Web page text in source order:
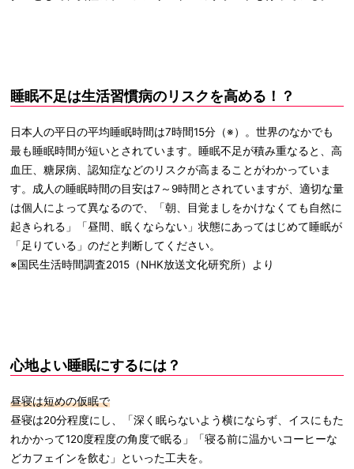
睡眠不足は生活習慣病のリスクを高める！？
日本人の平日の平均睡眠時間は7時間15分（※）。世界のなかでも
最も睡眠時間が短いとされています。睡眠不足が積み重なると、高
血圧、糖尿病、認知症などのリスクが高まることがわかっていま
す。成人の睡眠時間の目安は7～9時間とされていますが、適切な量
は個人によって異なるので、「朝、目覚ましをかけなくても自然に
起きられる」「昼間、眠くならない」状態にあってはじめて睡眠が
「足りている」のだと判断してください。
※国民生活時間調査2015（NHK放送文化研究所）より
心地よい睡眠にするには？
昼寝は短めの仮眠で
昼寝は20分程度にし、「深く眠らないよう横にならず、イスにもた
れかかって120度程度の角度で眠る」「寝る前に温かいコーヒーな
どカフェインを飲む」といった工夫を。